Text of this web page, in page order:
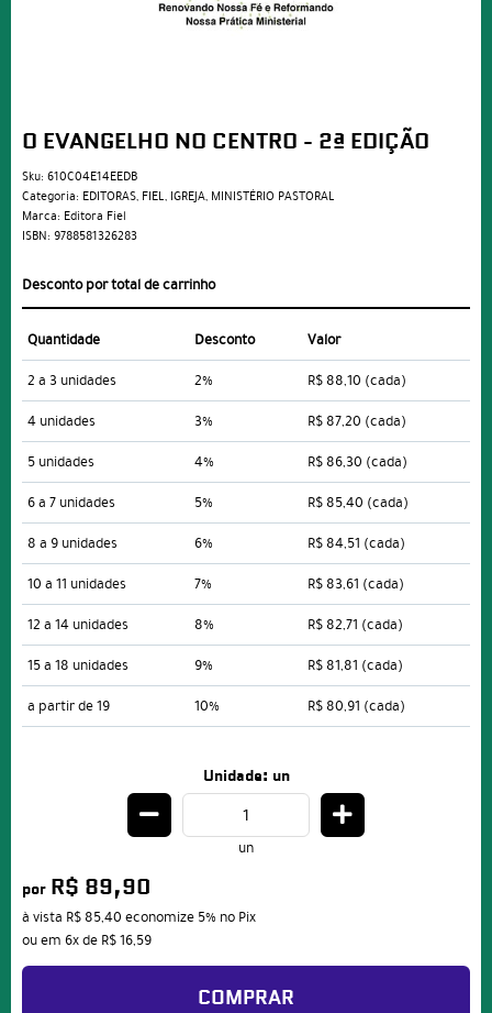
O EVANGELHO NO CENTRO - 2ª EDIÇÃO
Sku: 610C04E14EEDB
Categoria: EDITORAS, FIEL, IGREJA, MINISTÉRIO PASTORAL
Marca: Editora Fiel
ISBN: 9788581326283
Desconto por total de carrinho
Quantidade Desconto
Valor
2 a 3 unidades
2% R$ 88,10 (cada)
4 unidades
3% R$ 87,20 (cada)
5 unidades
4% R$ 86,30 (cada)
6 a 7 unidades
5% R$ 85,40 (cada)
8 a 9 unidades
6% R$ 84,51 (cada)
10 a 11 unidades
7% R$ 83,61 (cada)
12 a 14 unidades
8% R$ 82,71 (cada)
15 a 18 unidades
9% R$ 81,81 (cada)
a partir de 19
10% R$ 80,91 (cada)
Unidade: un
un
por R$ 89,90
à vista R$ 85,40 economize 5% no Pix
ou em 6xde R$ 16,59
COMPRAR